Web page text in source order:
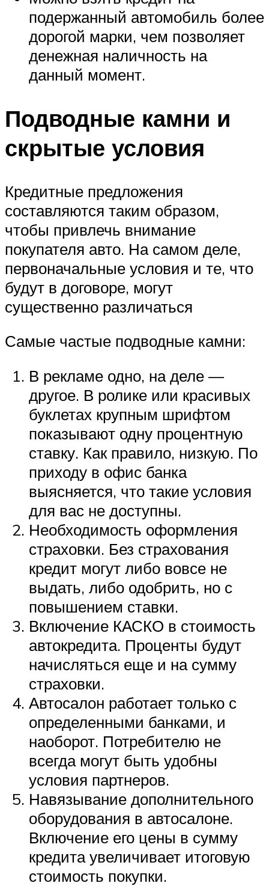
подержанный автомобиль более
дорогой марки, чем позволяет
денежная наличность на
данный момент.
Подводные камни и
скрытые условия
Кредитные предложения
составляются таким образом,
чтобы привлечь внимание
покупателя авто. На самом деле,
первоначальные условия и те, что
будут в договоре, могут
существенно различаться
Самые частые подводные камни:
В рекламе одно, на деле —
другое. В ролике или красивых
буклетах крупным шрифтом
показывают одну процентную
ставку. Как правило, низкую. По
приходу в офис банка
выясняется, что такие условия
для вас не доступны.
Необходимость оформления
страховки. Без страхования
кредит могут либо вовсе не
выдать, либо одобрить, но с
повышением ставки.
Включение КАСКО в стоимость
автокредита. Проценты будут
начисляться еще и на сумму
страховки.
Автосалон работает только с
определенными банками, и
наоборот. Потребителю не
всегда могут быть удобны
условия партнеров.
Навязывание дополнительного
оборудования в автосалоне.
Включение его цены в сумму
кредита увеличивает итоговую
стоимость покупки.